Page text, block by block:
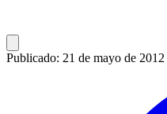
Publicado: 21 de mayo de 2012